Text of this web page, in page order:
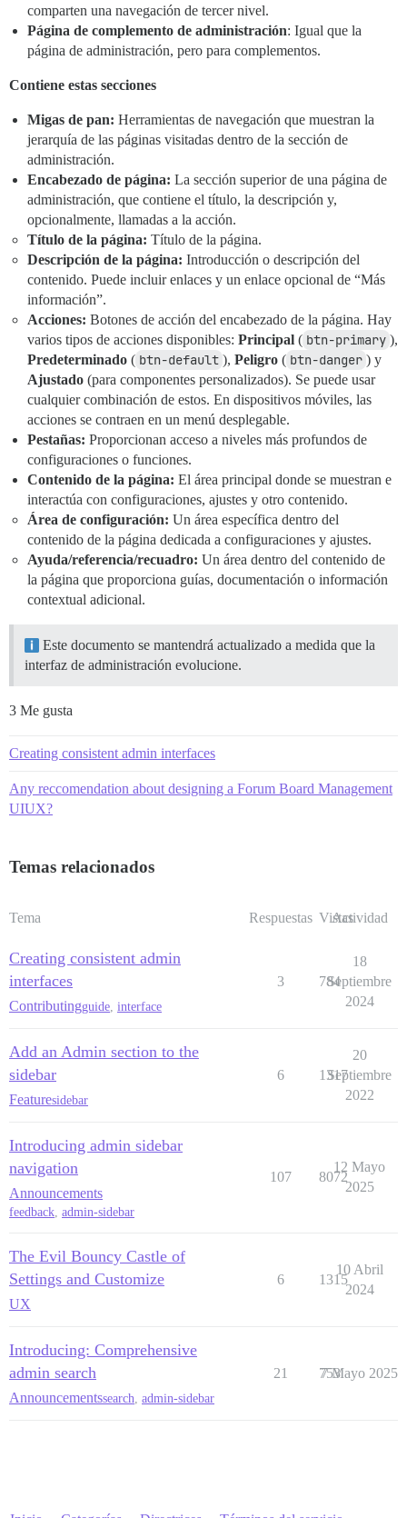
comparten una navegación de tercer nivel.
Página de complemento de administración: Igual que la
página de administración, pero para complementos.
Contiene estas secciones
Migas de pan: Herramientas de navegación que muestran la
jerarquía de las páginas visitadas dentro de la sección de
administración.
Encabezado de página: La sección superior de una página de
administración, que contiene el título, la descripción y,
opcionalmente, llamadas a la acción.
Título de la página: Título de la página.
Descripción de la página: Introducción o descripción del
contenido. Puede incluir enlaces y un enlace opcional de “Más
información”.
Acciones: Botones de acción del encabezado de la página. Hay
varios tipos de acciones disponibles: Principal ( btn-primary ),
Predeterminado ( btn-default ), Peligro ( btn-danger ) y
Ajustado (para componentes personalizados). Se puede usar
cualquier combinación de estos. En dispositivos móviles, las
acciones se contraen en un menú desplegable.
Pestañas: Proporcionan acceso a niveles más profundos de
configuraciones o funciones.
Contenido de la página: El área principal donde se muestran e
interactúa con configuraciones, ajustes y otro contenido.
Área de configuración: Un área específica dentro del
contenido de la página dedicada a configuraciones y ajustes.
Ayuda/referencia/recuadro: Un área dentro del contenido de
la página que proporciona guías, documentación o información
contextual adicional.
Este documento se mantendrá actualizado a medida que la
interfaz de administración evolucione.
3 Me gusta
Creating consistent admin interfaces
Any reccomendation about designing a Forum Board Management
UIUX?
Temas relacionados
Tema Respuestas Vistas
Actividad
Creating consistent admin
interfaces
Contributingguide interface
3 784
18
Septiembre
2024
Add an Admin section to the
sidebar
Featuresidebar
6 1317
20
Septiembre
2022
Introducing admin sidebar
navigation
Announcements
feedback, admin-sidebar
107 8072
12 Mayo
2025
The Evil Bouncy Castle of
Settings and Customize
UX
6 1315
10 Abril
2024
Introducing: Comprehensive
admin search
Announcementssearch admin-sidebar
21 753
7 Mayo 2025